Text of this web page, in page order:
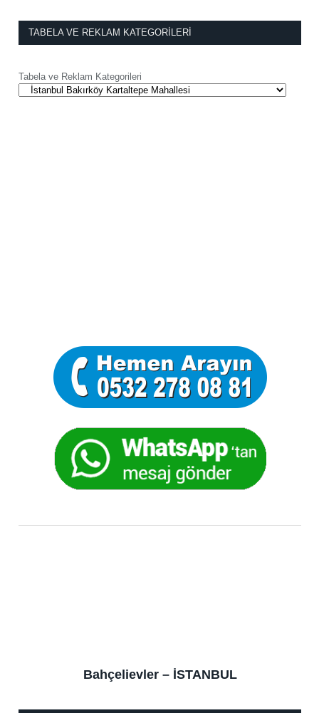
TABELA VE REKLAM KATEGORILERI
Tabela ve Reklam Kategorileri
Bahçelievler – İSTANBUL